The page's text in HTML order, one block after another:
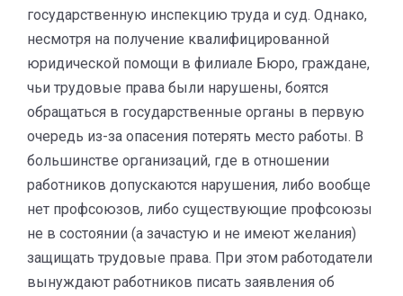
государственную инспекцию труда и суд. Однако,
несмотря на получение квалифицированной
юридической помощи в филиале Бюро, граждане,
чьи трудовые права были нарушены, боятся
обращаться в государственные органы в первую
очередь из-за опасения потерять место работы. В
большинстве организаций, где в отношении
работников допускаются нарушения, либо вообще
нет профсоюзов, либо существующие профсоюзы
не в состоянии (а зачастую и не имеют желания)
защищать трудовые права. При этом работодатели
вынуждают работников писать заявления об